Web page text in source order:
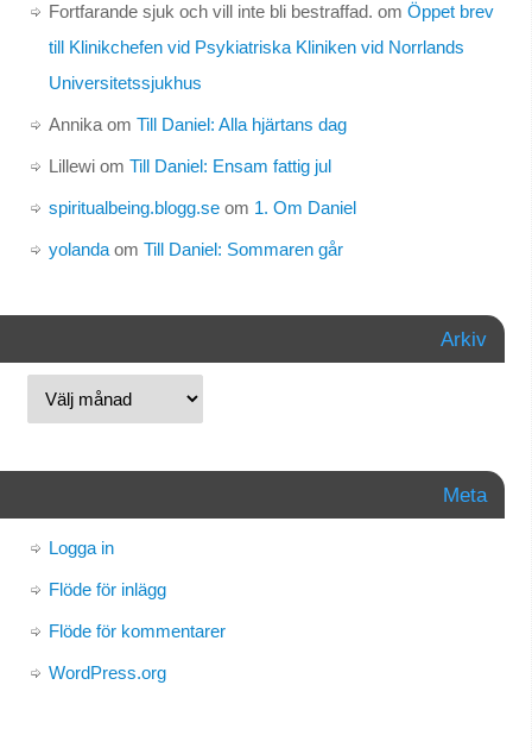
Fortfarande sjuk och vill inte bli bestraffad. om Öppet brev
till Klinikchefen vid Psykiatriska Kliniken vid Norrlands
Universitetssjukhus
Annikaom Till Daniel: Alla hjärtans dag
Lillewiom Till Daniel: Ensam fattig jul
spiritualbeing.blogg.seom 1. Om Daniel
yolandaom Till Daniel: Sommaren går
Arkiv
Meta
Logga in
Flöde för inlägg
Flöde för kommentarer
WordPress.org